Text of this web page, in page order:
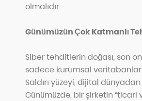
olmalıdır.
Günümüzün Çok Katmanlı
Siber tehditlerin doğası, son
sadece kurumsal
Saldırı yüzeyi, dijital
Günümüzde, bir şirketin “ticari